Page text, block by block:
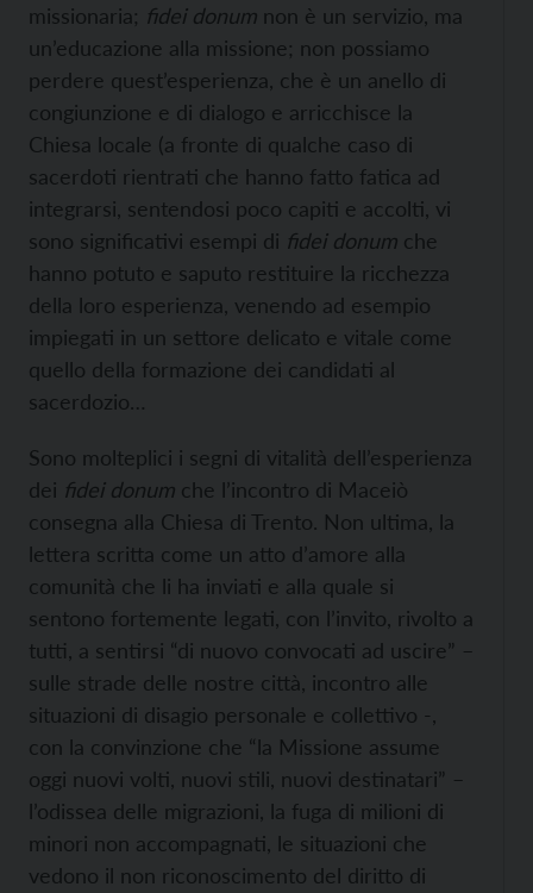
missionaria; fidei donum non è un servizio, ma
un’educazione alla missione; non possiamo
perdere quest’esperienza, che è un anello di
congiunzione e di dialogo e arricchisce la
Chiesa locale (a fronte di qualche caso di
sacerdoti rientrati che hanno fatto fatica ad
integrarsi, sentendosi poco capiti e accolti, vi
sono significativi esempi di fidei donum che
hanno potuto e saputo restituire la ricchezza
della loro esperienza, venendo ad esempio
impiegati in un settore delicato e vitale come
quello della formazione dei candidati al
sacerdozio…
Sono molteplici i segni di vitalità dell’esperienza
dei fidei donum che l’incontro di Maceiò
consegna alla Chiesa di Trento. Non ultima, la
lettera scritta come un atto d’amore alla
comunità che li ha inviati e alla quale si
sentono fortemente legati, con l’invito, rivolto a
tutti, a sentirsi “di nuovo convocati ad uscire” –
sulle strade delle nostre città, incontro alle
situazioni di disagio personale e collettivo -,
con la convinzione che “la Missione assume
oggi nuovi volti, nuovi stili, nuovi destinatari” –
l’odissea delle migrazioni, la fuga di milioni di
minori non accompagnati, le situazioni che
vedono il non riconoscimento del diritto di